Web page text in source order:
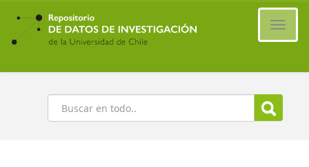
Ir
contenido
principal
Buscar